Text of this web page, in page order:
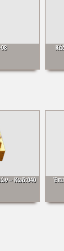
– Κωδ:040